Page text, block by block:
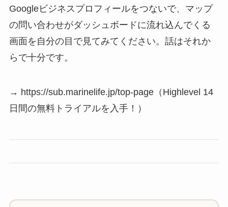
Googleビジネスプロフィールをつないで、マップ
の問い合わせがダッシュボードに流れ込んでくる
画面を自分の目で見てみてください。話はそれか
らで十分です。
→ https://sub.marinelife.jp/top-page（Highlevel 14
日間の無料トライアルを入手！）